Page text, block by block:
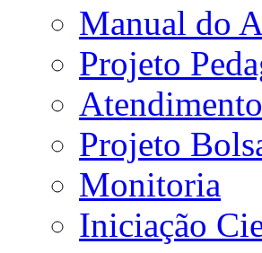
Manual do
Projeto
Projeto
Monitoria
Iniciação